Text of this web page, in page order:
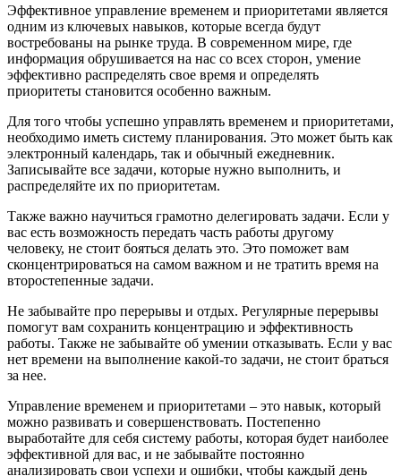
Эффективное управление временем и приоритетами является
одним из ключевых навыков, которые всегда будут
востребованы на рынке труда. В современном мире, где
информация обрушивается на нас со всех сторон, умение
эффективно распределять свое время и определять
приоритеты становится особенно важным.
Для того чтобы успешно управлять временем и приоритетами,
необходимо иметь систему планирования. Это может быть как
электронный календарь, так и обычный ежедневник.
Записывайте все задачи, которые нужно выполнить, и
распределяйте их по приоритетам.
Также важно научиться грамотно делегировать задачи. Если у
вас есть возможность передать часть работы другому
человеку, не стоит бояться делать это. Это поможет вам
сконцентрироваться на самом важном и не тратить время на
второстепенные задачи.
Не забывайте про перерывы и отдых. Регулярные перерывы
помогут вам сохранить концентрацию и эффективность
работы. Также не забывайте об умении отказывать. Если у вас
нет времени на выполнение какой-то задачи, не стоит браться
за нее.
Управление временем и приоритетами – это навык, который
можно развивать и совершенствовать. Постепенно
выработайте для себя систему работы, которая будет наиболее
эффективной для вас, и не забывайте постоянно
анализировать свои успехи и ошибки, чтобы каждый день